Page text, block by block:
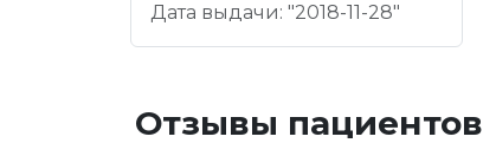
Дата выдачи: "2018-11-28"
Отзывы пациентов